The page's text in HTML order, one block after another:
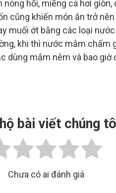
nóng hổi, miếng cá hơi giòn,
cũng khiến món ăn trở
muối ớt bằng các loại
khi thì nước mắm chấm
dùng mắm nêm và bao giờ
bài viết chúng
Chưa có ai đánh giá